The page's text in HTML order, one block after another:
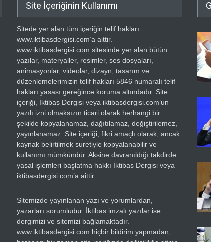
Site İçeriğinin Kullanımı
Sitede yer alan tüm içeriğin telif hakları
www.iktibasdergisi.com’a aittir.
www.iktibasdergisi.com sitesinde yer alan bütün
yazılar, materyaller, resimler, ses dosyaları,
animasyonlar, videolar, dizayn, tasarım ve
düzenlemelerimizin telif hakları 5846 numaralı telif
hakları yasası gereğince koruma altındadır. Site
içeriği, İktibas Dergisi veya iktibasdergisi.com’un
yazılı izni olmaksızın ticari olarak herhangi bir
şekilde kopyalanamaz, dağıtılamaz, değiştirilemez,
yayınlanamaz. Site içeriği, fikri amaçlı olarak, ancak
kaynak belirtilmek suretiyle kopyalanabilir ve
kullanımı mümkündür. Aksine davranıldığı takdirde
yasal işlemleri başlatma hakkı İktibas Dergisi veya
iktibasdergisi.com’a aittir.
Sitemizde yayınlanan yazı ve yorumlardan,
yazarları sorumludur. İktibas imzalı yazılar ise
dergimizi ve sitemizi bağlamaktadır.
www.iktibasdergisi.com hiçbir bildirim yapmadan,